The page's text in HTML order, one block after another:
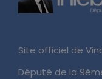
Site officiel de
Député de la